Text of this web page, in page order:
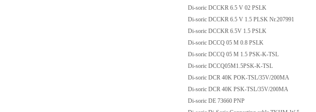
Di-soric DCCKR 6.5 V 02 PSLK
Di-soric DCCKR 6.5 V 1.5 PLSK Nr.207991
Di-soric DCCKR 6.5V 1.5 PSLK
Di-soric DCCQ 05 M 0.8 PSLK
Di-soric DCCQ 05 M 1.5 PSK-K-TSL
Di-soric DCCQ05M1.5PSK-K-TSL
Di-soric DCR 40K POK-TSL/35V/200MA
Di-soric DCR 40K PSK-TSL/35V/200MA
Di-soric DE 73660 PNP